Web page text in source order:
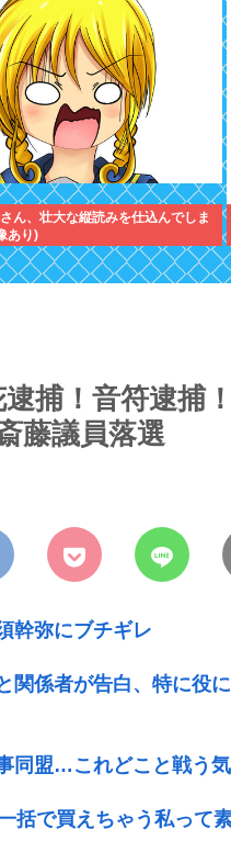
さん、壮大な縦読みを仕込んでしま
あり)
捕！音符逮捕
藤議員落選
幹弥にブチギレ
関係者が告白、特に役
同盟…これどこと戦う気
括で買えちゃう私って素